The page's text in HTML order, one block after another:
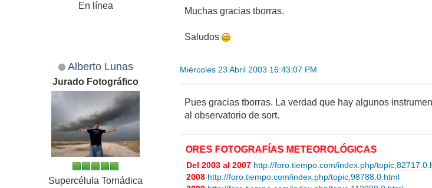
En línea
Muchas gracias tborras.
Saludos
Alberto Lunas
Jurado Fotográfico
Supercélula Tornádica
Miércoles 23 Abril 2003 16:43:07 PM
Pues gracias tborras. La verdad que hay algunos
al observatorio de sort.
MIS MEJORES FOTOGRAFÍAS METEOROLÓGICAS
Del 2003 al 2007 http://foro.tiempo.com/index.php/
2008 http://foro.tiempo.com/index.php/topic,98788.0.html